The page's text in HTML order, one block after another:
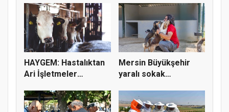
HAYGEM: Hastalıktan
Ari İşletmeler
Mersin Büyükşehir
yaralı sokak